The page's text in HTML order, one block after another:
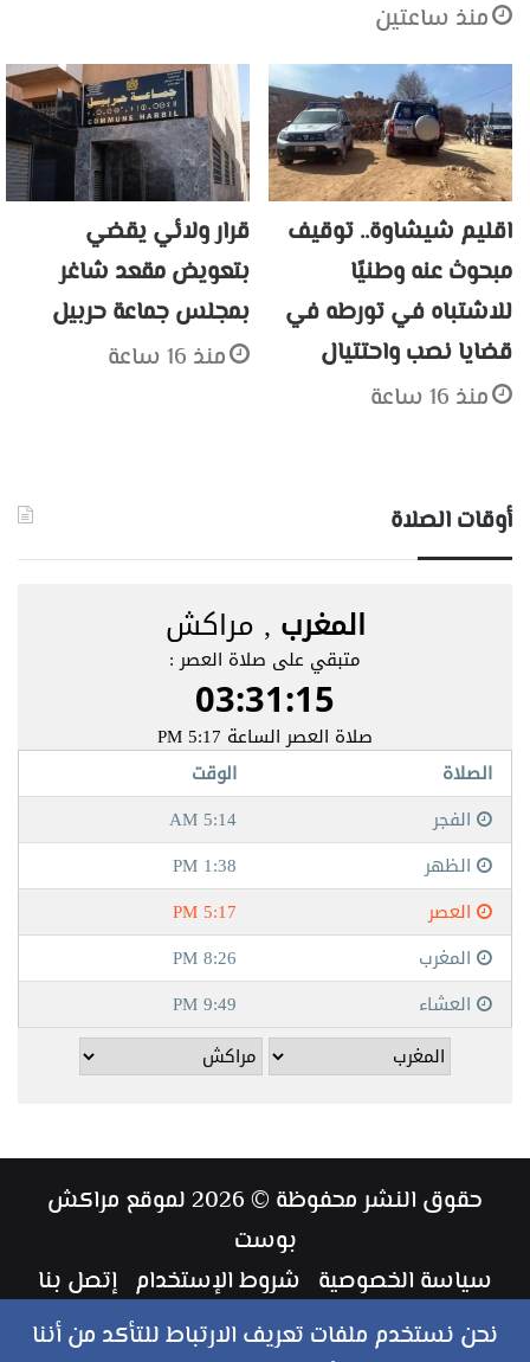
منذ ساعتين
اقليم شيشاوة.. توقيف
مبحوث عنه وطنيًا
للاشتباه في تورطه في
قضايا نصب واحتتيال
منذ 16 ساعة
قرار ولائي يقضي
بتعويض مقعد شاغر
بمجلس جماعة حربيل
منذ 16 ساعة
أوقات الصلاة
حقوق النشر محفوظة © 2026 لموقع مراكش
بوست
سياسة الخصوصية شروط الإستخدام إتصل بنا
طاقم العمل
نحن نستخدم ملفات تعريف الارتباط للتأكد من أننا